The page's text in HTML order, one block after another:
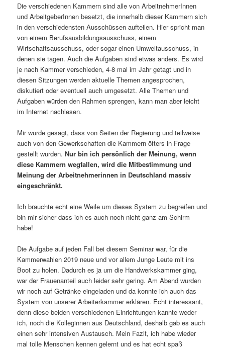
Die verschiedenen Kammern sind alle von ArbeitnehmerInnen
und ArbeitgeberInnen besetzt, die innerhalb dieser Kammern sich
in den verschiedensten Ausschüssen aufteilen. Hier spricht man
von einem Berufsausbildungsausschuss, einem
Wirtschaftsausschuss, oder sogar einen Umweltausschuss, in
denen sie tagen. Auch die Aufgaben sind etwas anders. Es wird
je nach Kammer verschieden, 4-8 mal im Jahr getagt und in
diesen Sitzungen werden aktuelle Themen angesprochen,
diskutiert oder eventuell auch umgesetzt. Alle Themen und
Aufgaben würden den Rahmen sprengen, kann man aber leicht
im Internet nachlesen.
Mir wurde gesagt, dass von Seiten der Regierung und teilweise
auch von den Gewerkschaften die Kammern öfters in Frage
gestellt wurden.Nur bin ich persönlich der Meinung, wenn
diese Kammern wegfallen, wird die Mitbestimmung und
Meinung der Arbeitnehmerinnen in Deutschland massiv
eingeschränkt.
Ich brauchte echt eine Weile um dieses System zu begreifen und
bin mir sicher dass ich es auch noch nicht ganz am Schirm
habe!
Die Aufgabe auf jeden Fall bei diesem Seminar war, für die
Kammerwahlen 2019 neue und vor allem Junge Leute mit ins
Boot zu holen. Dadurch es ja um die Handwerkskammer ging,
war der Frauenanteil auch leider sehr gering. Am Abend wurden
wir noch auf Getränke eingeladen und da konnte ich auch das
System von unserer Arbeiterkammer erklären. Echt interessant,
denn diese beiden verschiedenen Einrichtungen kannte weder
ich, noch die Kolleginnen aus Deutschland, deshalb gab es auch
einen sehr intensiven Austausch. Mein Fazit, ich habe wieder
mal tolle Menschen kennen gelernt und es hat echt spaß